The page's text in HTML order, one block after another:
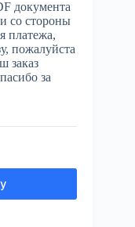
документа
со стороны
платежа,
пожалуйста
заказ
за